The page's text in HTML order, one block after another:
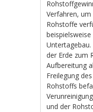
Verfahren,
Rohstoffe
der Erde zum
Aufbereitung
Freilegung
Rohstoffs
und der